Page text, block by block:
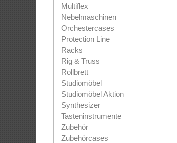
Multiflex
Nebelmaschinen
Orchestercases
Protection Line
Racks
Rig & Truss
Rollbrett
Studiomöbel
Studiomöbel Aktion
Synthesizer
Tasteninstrumente
Zubehör
Zubehörcases